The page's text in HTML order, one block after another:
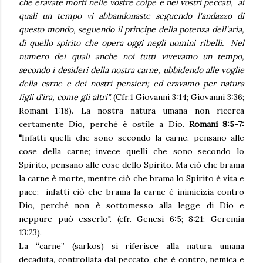
che eravate morti nelle vostre colpe e nei vostri peccati, ai
quali un tempo vi abbandonaste seguendo l'andazzo di
questo mondo, seguendo il principe della potenza dell'aria,
di quello spirito che opera oggi negli uomini ribelli. Nel
numero dei quali anche noi tutti vivevamo un tempo,
secondo i desideri della nostra carne, ubbidendo alle voglie
della carne e dei nostri pensieri; ed eravamo per natura
figli d'ira, come gli altri".(Cfr.1 Giovanni 3:14; Giovanni 3:36;
Romani 1:18). La nostra natura umana non ricerca
certamente Dio, perché è ostile a Dio. Romani 8:5-7:
"Infatti quelli che sono secondo la carne, pensano alle
cose della carne; invece quelli che sono secondo lo
Spirito, pensano alle cose dello Spirito. Ma ciò che brama
la carne è morte, mentre ciò che brama lo Spirito è vita e
pace; infatti ciò che brama la carne è inimicizia contro
Dio, perché non è sottomesso alla legge di Dio e
neppure può esserlo". (cfr. Genesi 6:5; 8:21; Geremia
13:23).
La “carne” (sarkos) si riferisce alla natura umana
decaduta, controllata dal peccato, che è contro, nemica e